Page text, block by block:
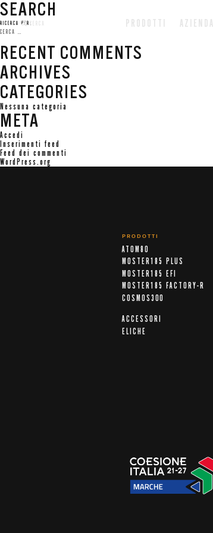
CERCA PRODOTTI AZIENDA
SEARCH
RICERCA PER:
RECENT COMMENTS
ARCHIVES
CATEGORIES
Nessuna categoria
META
Accedi
Inserimenti feed
Feed dei commenti
WordPress.org
PRODOTTI
ATOM80
MOSTER185 PLUS
MOSTER185 EFI
MOSTER185 FACTORY-R
COSMOS300
ACCESSORI
ELICHE